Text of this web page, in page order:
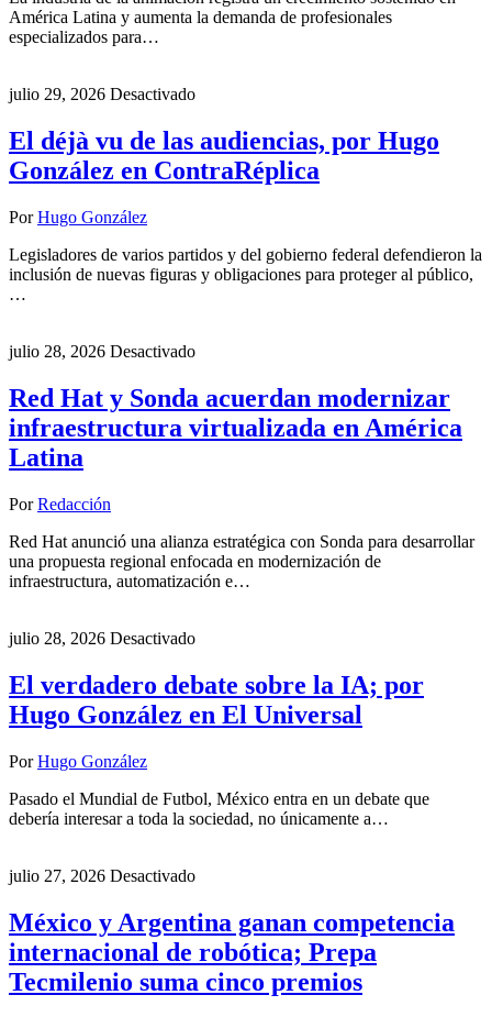
América Latina y aumenta la demanda de profesionales
especializados para…
julio 29, 2026 Desactivado
El déjà vu de las audiencias, por Hugo
González en ContraRéplica
Por Hugo González
Legisladores de varios partidos y del gobierno federal defendieron la
inclusión de nuevas figuras y obligaciones para proteger al público,
…
julio 28, 2026 Desactivado
Red Hat y Sonda acuerdan modernizar
infraestructura virtualizada en América
Latina
Por Redacción
Red Hat anunció una alianza estratégica con Sonda para desarrollar
una propuesta regional enfocada en modernización de
infraestructura, automatización e…
julio 28, 2026 Desactivado
El verdadero debate sobre la IA; por
Hugo González en El Universal
Por Hugo González
Pasado el Mundial de Futbol, México entra en un debate que
debería interesar a toda la sociedad, no únicamente a…
julio 27, 2026 Desactivado
México y Argentina ganan competencia
internacional de robótica; Prepa
Tecmilenio suma cinco premios